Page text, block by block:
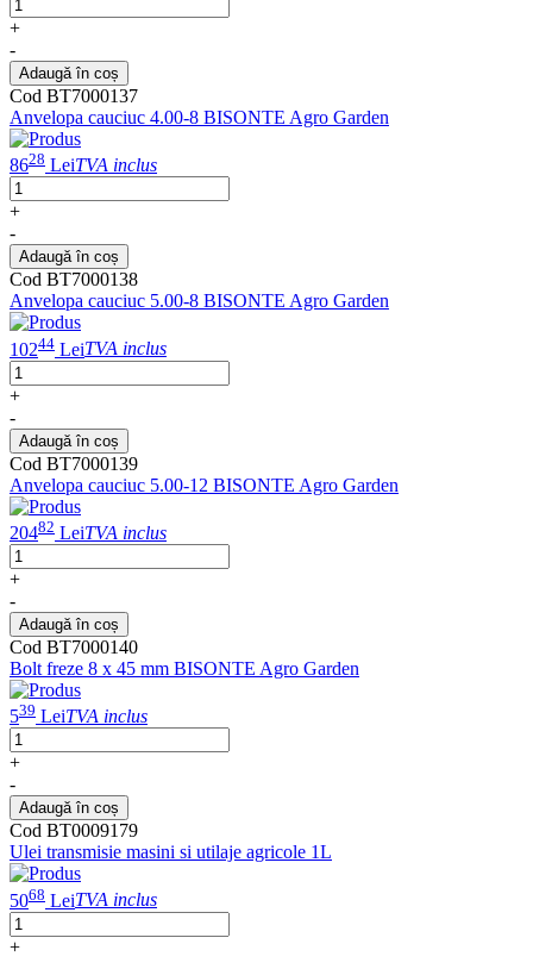
+
-
Adaugă în coș
Cod BT7000137
Anvelopa cauciuc 4.00-8 BISONTE Agro Garden
8628 LeiTVA inclus
+
-
Adaugă în coș
Cod BT7000138
Anvelopa cauciuc 5.00-8 BISONTE Agro Garden
10244 LeiTVA inclus
+
-
Adaugă în coș
Cod BT7000139
Anvelopa cauciuc 5.00-12 BISONTE Agro Garden
20482 LeiTVA inclus
+
-
Adaugă în coș
Cod BT7000140
Bolt freze 8 x 45 mm BISONTE Agro Garden
539 LeiTVA inclus
+
-
Adaugă în coș
Cod BT0009179
Ulei transmisie masini si utilaje agricole 1L
5068 LeiTVA inclus
+